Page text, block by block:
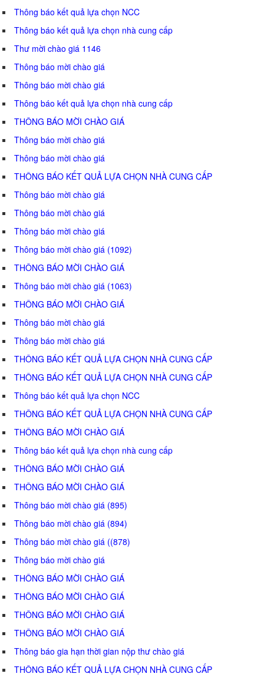
Thông báo kết quả lựa chọn NCC
Thông báo kết quả lựa chọn nhà cung cấp
Thư mời chào giá 1146
Thông báo mời chào giá
Thông báo mời chào giá
Thông báo kết quả lựa chọn nhà cung cấp
THÔNG BÁO MỜI CHÀO GIÁ
Thông báo mời chào giá
Thông báo mời chào giá
THÔNG BÁO KẾT QUẢ LỰA CHỌN NHÀ CUNG CẤP
Thông báo mời chào giá
Thông báo mời chào giá
Thông báo mời chào giá
Thông báo mời chào giá (1092)
THÔNG BÁO MỜI CHÀO GIÁ
Thông báo mời chào giá (1063)
THÔNG BÁO MỜI CHÀO GIÁ
Thông báo mời chào giá
Thông báo mời chào giá
THÔNG BÁO KẾT QUẢ LỰA CHỌN NHÀ CUNG CẤP
THÔNG BÁO KẾT QUẢ LỰA CHỌN NHÀ CUNG CẤP
Thông báo kết quả lựa chọn NCC
THÔNG BÁO KẾT QUẢ LỰA CHỌN NHÀ CUNG CẤP
THÔNG BÁO MỜI CHÀO GIÁ
Thông báo kết quả lựa chọn nhà cung cấp
THÔNG BÁO MỜI CHÀO GIÁ
THÔNG BÁO MỜI CHÀO GIÁ
Thông báo mời chào giá (895)
Thông báo mời chào giá (894)
Thông báo mời chào giá ((878)
Thông báo mời chào giá
THÔNG BÁO MỜI CHÀO GIÁ
THÔNG BÁO MỜI CHÀO GIÁ
THÔNG BÁO MỜI CHÀO GIÁ
THÔNG BÁO MỜI CHÀO GIÁ
Thông báo gia hạn thời gian nộp thư chào giá
THÔNG BÁO KẾT QUẢ LỰA CHỌN NHÀ CUNG CẤP